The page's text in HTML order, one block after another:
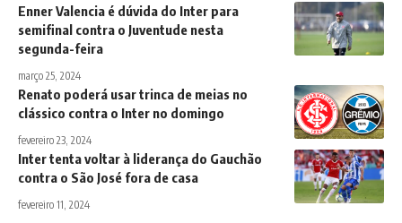
Enner Valencia é dúvida do Inter para
semifinal contra o Juventude nesta
segunda-feira
março 25, 2024
Renato poderá usar trinca de meias no
clássico contra o Inter no domingo
fevereiro 23, 2024
Inter tenta voltar à liderança do Gauchão
contra o São José fora de casa
fevereiro 11, 2024